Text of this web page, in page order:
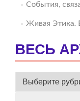
События,
Живая
ВЕСЬ
ВЕСЬ